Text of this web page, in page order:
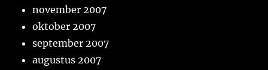
november 2007
oktober 2007
september 2007
augustus 2007